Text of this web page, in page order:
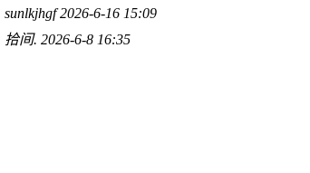
sunlkjhgf 2026-6-16 15:09
拾间. 2026-6-8 16:35